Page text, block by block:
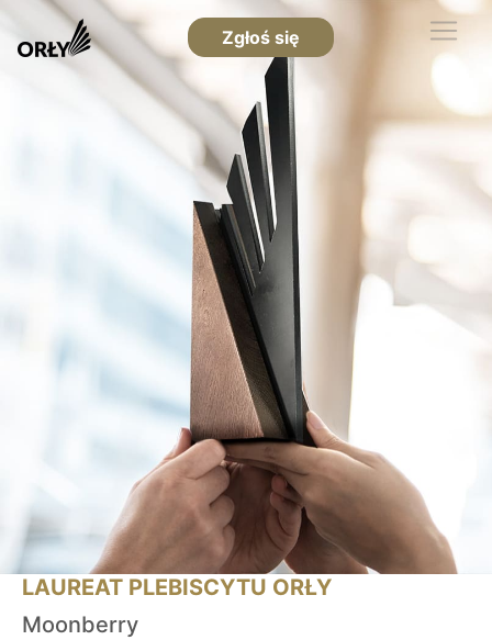
Zgłoś się
LAUREAT PLEBISCYTU ORŁY
Moonberry